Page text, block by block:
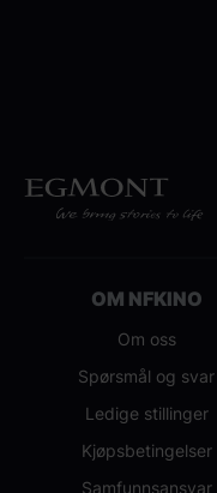
OM NFKINO
Om oss
Spørsmål og svar
Ledige stillinger
Kjøpsbetingelser
Samfunnsansvar